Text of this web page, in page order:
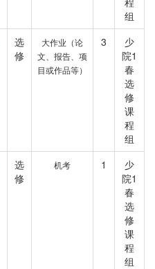
组
选
修
大作业（论
文、报告、项
目或作品等）
3
少
院1
春
选
修
课
程
组
选
修
机考 1
少
院1
春
选
修
课
程
组